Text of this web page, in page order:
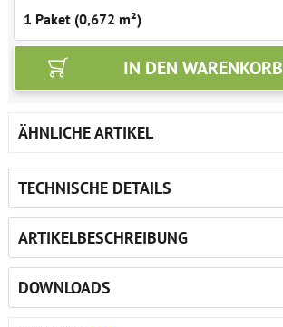
IN DEN WARENKORB
ÄHNLICHE ARTIKEL
TECHNISCHE DETAILS
ARTIKELBESCHREIBUNG
DOWNLOADS